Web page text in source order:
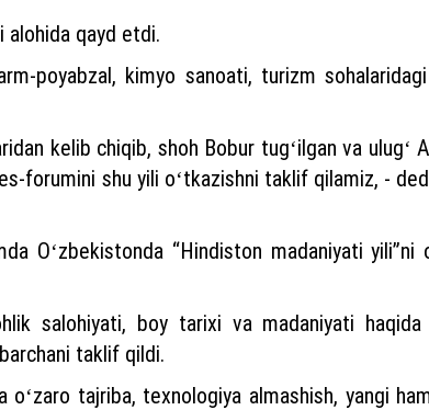
alohida qayd etdi.
poyabzal, kimyo sanoati, turizm
kelib chiqib, shoh Bobur tugʻilgan va ulugʻ
forumini shu yili oʻtkazishni taklif qilamiz, -
Oʻzbekistonda “Hindiston madaniyati yili”ni
salohiyati, boy tarixi va madaniyati haqida
taklif qildi.
tajriba, texnologiya almashish, yangi